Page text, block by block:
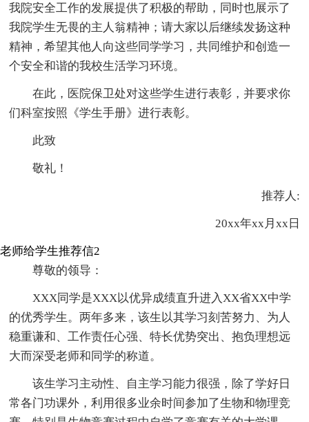
我院安全工作的发展提供了积极的帮助，同时也展示了
我院学生无畏的主人翁精神；请大家以后继续发扬这种
精神，希望其他人向这些同学学习，共同维护和创造一
个安全和谐的我校生活学习环境。
在此，医院保卫处对这些学生进行表彰，并要求你
们科室按照《学生手册》进行表彰。
此致
敬礼！
推荐人:
20xx年xx月xx日
老师给学生推荐信2
尊敬的领导：
XXX同学是XXX以优异成绩直升进入XX省XX中学
的优秀学生。两年多来，该生以其学习刻苦努力、为人
稳重谦和、工作责任心强、特长优势突出、抱负理想远
大而深受老师和同学的称道。
该生学习主动性、自主学习能力很强，除了学好日
常各门功课外，利用很多业余时间参加了生物和物理竞